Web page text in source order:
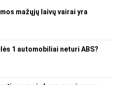
mažųjų laivų vairai yra
1 automobiliai neturi ABS?